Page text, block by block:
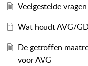
Veelgestelde
Wat houdt AVG/
De getroffen
voor AVG